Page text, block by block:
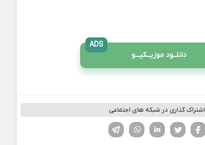
دانلــود موزیــکیـــو
ADS
اشتراک گذاری در شبکه های اجتماعی
لینکدین تویتر
فیسوک